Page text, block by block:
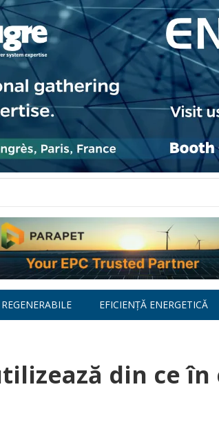
REGENERABILE EFICIENȚĂ ENERGETICĂ
din ce în